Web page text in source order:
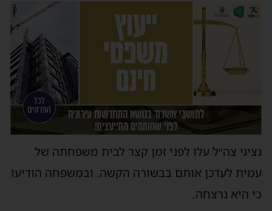
נציגי צה״ל עלו לפני זמן קצר לבית משפחתה של
עמית לעדכן אותם בבשורה הקשה. ובמשפחה הודיעו
כי היא נרצחה.